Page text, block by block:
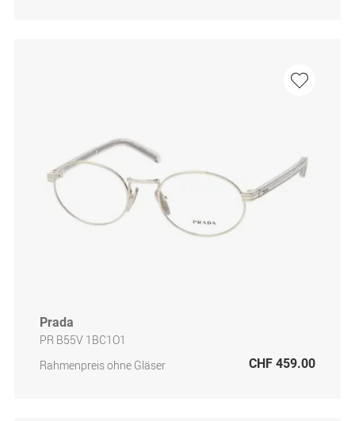
Prada
PR B55V 1BC1O1
Rahmenpreis ohne Gläser
CHF 459.00